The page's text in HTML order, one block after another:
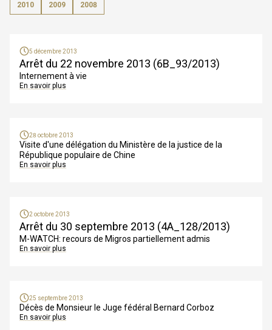
2010 2009 2008
5 décembre 2013
Arrêt du 22 novembre 2013 (6B_93/2013)
Internement à vie
En savoir plus
28 octobre 2013
Visite d'une délégation du Ministère de la justice de la
République populaire de Chine
En savoir plus
2 octobre 2013
Arrêt du 30 septembre 2013 (4A_128/2013)
M-WATCH: recours de Migros partiellement admis
En savoir plus
25 septembre 2013
Décès de Monsieur le Juge fédéral Bernard Corboz
En savoir plus